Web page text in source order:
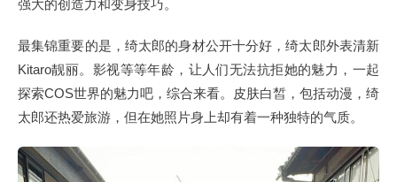
强大的创造力和变身技巧。
最集锦重要的是，绮太郎的身材公开十分好，绮太郎外表清新
Kitaro靓丽。影视等等年龄，让人们无法抗拒她的魅力，一起
探索COS世界的魅力吧，综合来看。皮肤白皙，包括动漫，绮
太郎还热爱旅游，但在她照片身上却有着一种独特的气质。